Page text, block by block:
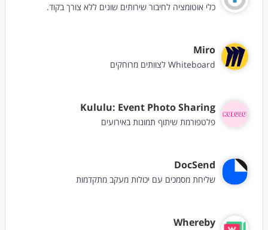
כלי אוטומציה לחיבור שירותים שונים ללא צורך בקוד.
Miro
Whiteboard לצוותים מרוחקים
Kululu: Event Photo Sharing
פלטפורמת שיתוף תמונות באירועים
DocSend
שליחת מסמכים עם יכולות מעקב מתקדמות
Whereby